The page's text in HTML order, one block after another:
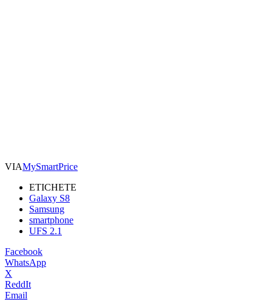
VIAMySmartPrice
ETICHETE
Galaxy S8
Samsung
smartphone
UFS 2.1
Facebook
WhatsApp
X
ReddIt
Email